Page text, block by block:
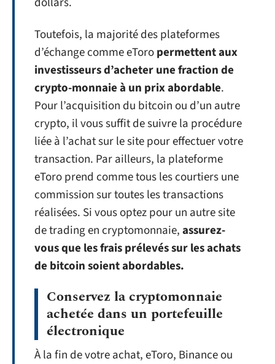
Toutefois, la majorité des plateformes
d’échange comme eToropermettent aux
investisseurs d’acheter une fraction de
crypto-monnaie à un prix abordable.
Pour l’acquisition du bitcoin ou d’un autre
crypto, il vous suffit de suivre la procédure
liée à l’achat sur le site pour effectuer votre
transaction. Par ailleurs, la plateforme
eToro prend comme tous les courtiers une
commission sur toutes les transactions
réalisées. Si vous optez pour un autre site
de trading en cryptomonnaie,assurez-
vous que les frais prélevés sur les achats
de bitcoin soient abordables.
Conservez la cryptomonnaie
achetée dans un portefeuille
électronique
À la fin de votre achat, eToro, Binance ou